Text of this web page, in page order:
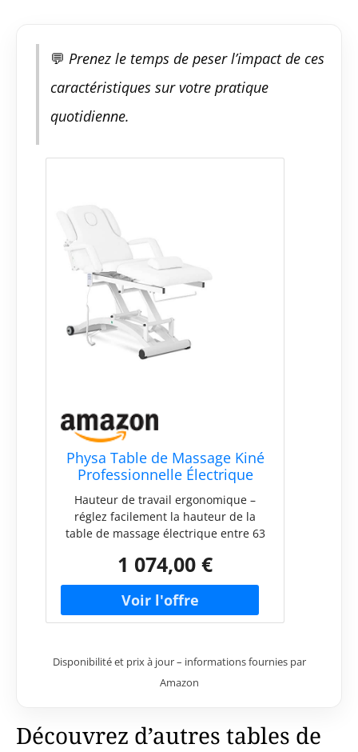
💬 Prenez le temps de peser l’impact de ces
caractéristiques sur votre pratique
quotidienne.
Physa Table de Massage Kiné
Professionnelle Électrique
Divine | Blanc (métal,
Rembourrage en
polyuréthane, Hauteur de la
Table 63-81cm, 197x70x63cm)
Hauteur de travail ergonomique –
réglez facilement la hauteur de la
table de massage électrique entre 63
Résilience à toute épreuve – avec une
capacité de charge de 200 kg, cette
table esthétique offre confort et
stabilité même lors d'utilisations
manière professionnelle et adaptez la
table de soins esthétiques grâce au
de massage pendant les soins Confort
1 074,00 €
Disponibilité et prix à jour – informations fournies par
Amazon
Découvrez d’autres tables de